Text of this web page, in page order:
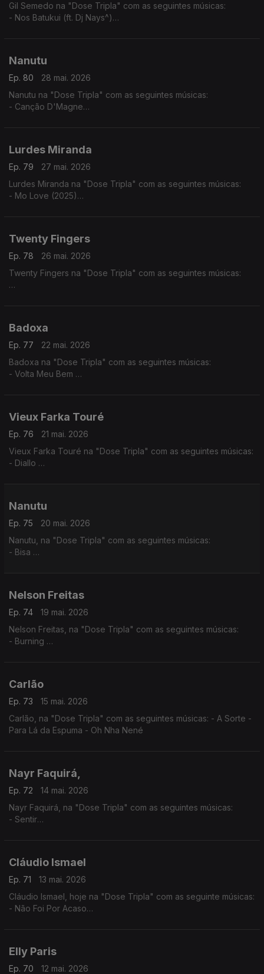
Gil Semedo na "Dose Tripla" com as seguintes músicas:
- Nos Batukui (ft. Dj Nays^)
Nanutu
Ep. 80
28 mai. 2026
Nanutu na "Dose Tripla" com as seguintes músicas:
- Canção D'Magne
Lurdes Miranda
Ep. 79
27 mai. 2026
Lurdes Miranda na "Dose Tripla" com as seguintes músicas:
- Mo Love (2025)
Twenty Fingers
Ep. 78
26 mai. 2026
Twenty Fingers na "Dose Tripla" com as seguintes músicas:
Badoxa
Ep. 77
22 mai. 2026
Badoxa na "Dose Tripla" com as seguintes músicas:
- Volta Meu Bem
Vieux Farka Touré
Ep. 76
21 mai. 2026
Vieux Farka Touré na "Dose Tripla" com as seguintes músicas:
- Diallo
Nanutu
Ep. 75
20 mai. 2026
Nanutu, na "Dose Tripla" com as seguintes músicas:
- Bisa
Nelson Freitas
Ep. 74
19 mai. 2026
Nelson Freitas, na "Dose Tripla" com as seguintes músicas:
- Burning
Carlão
Ep. 73
15 mai. 2026
Carlão, na "Dose Tripla" com as seguintes músicas: - A Sorte -
Para Lá da Espuma - Oh Nha Nené
Nayr Faquirá,
Ep. 72
14 mai. 2026
Nayr Faquirá, na "Dose Tripla" com as seguintes músicas:
- Sentir
Cláudio Ismael
Ep. 71
13 mai. 2026
Cláudio Ismael, hoje na "Dose Tripla" com as seguinte músicas:
- Não Foi Por Acaso
Elly Paris
Ep. 70
12 mai. 2026